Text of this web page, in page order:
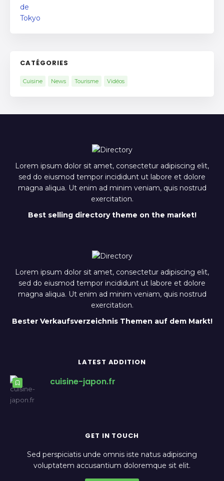
CATÉGORIES
Cuisine News Tourisme Vidéos
Lorem ipsum dolor sit amet, consectetur adipiscing elit,
sed do eiusmod tempor incididunt ut labore et dolore
magna aliqua. Ut enim ad minim veniam, quis nostrud
exercitation.
Best selling directory theme on the market!
Lorem ipsum dolor sit amet, consectetur adipiscing elit,
sed do eiusmod tempor incididunt ut labore et dolore
magna aliqua. Ut enim ad minim veniam, quis nostrud
exercitation.
Bester Verkaufsverzeichnis Themen auf dem Markt!
LATEST ADDITION
cuisine-japon.fr
GET IN TOUCH
Sed perspiciatis unde omnis iste natus adipiscing
voluptatem accusantium doloremque sit elit.